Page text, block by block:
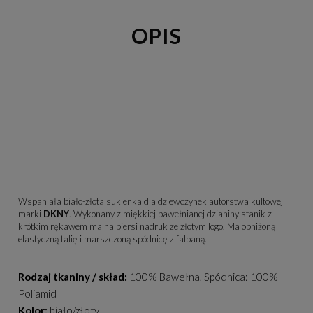
OPIS
Wspaniała biało-złota sukienka dla dziewczynek autorstwa kultowej
marki DKNY. Wykonany z miękkiej bawełnianej dzianiny stanik z
krótkim rękawem ma na piersi nadruk ze złotym logo. Ma obniżoną
elastyczną talię i marszczoną spódnicę z falbaną.
Rodzaj tkaniny / skład: 100% Bawełna, Spódnica: 100%
Poliamid